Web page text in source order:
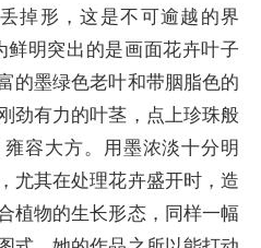
掉形，这是不可逾越的界
明突出的是画面花卉叶子
的墨绿色老叶和带胭脂色的
劲有力的叶茎，点上珍珠般
容大方。用墨浓淡十分明
尤其在处理花卉盛开时，造
植物的生长形态，同样一幅